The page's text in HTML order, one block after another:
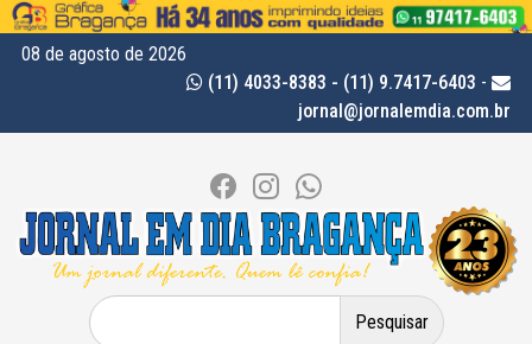
08 de agosto de 2026
(11) 4033-8383 - (11) 9.7417-6403 -
jornal@jornalemdia.com.br
Pesquisar
por: